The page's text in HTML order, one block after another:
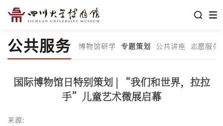
公共服务 博物馆研学 专题策划 公共讲座 志愿服务
国际博物馆日特别策划 | “我们和世界，拉拉
手”儿童艺术微展启幕
来源：